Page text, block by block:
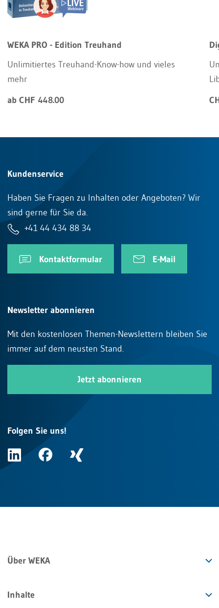
WEKA PRO - Edition Treuhand
Unlimitiertes Treuhand-Know-how und vieles
mehr
ab CHF 448.00
Kundenservice
Haben Sie Fragen zu Inhalten oder Angeboten? Wir
sind gerne für Sie da.
+41 44 434 88 34
Kontaktformular E-Mail
Newsletter abonnieren
Mit den kostenlosen Themen-Newslettern bleiben Sie
immer auf dem neusten Stand.
Jetzt abonnieren
Folgen Sie uns!
Über WEKA
Inhalte